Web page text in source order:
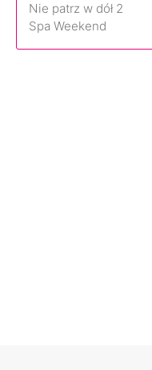
Nie patrz w dół 2
Spa Weekend